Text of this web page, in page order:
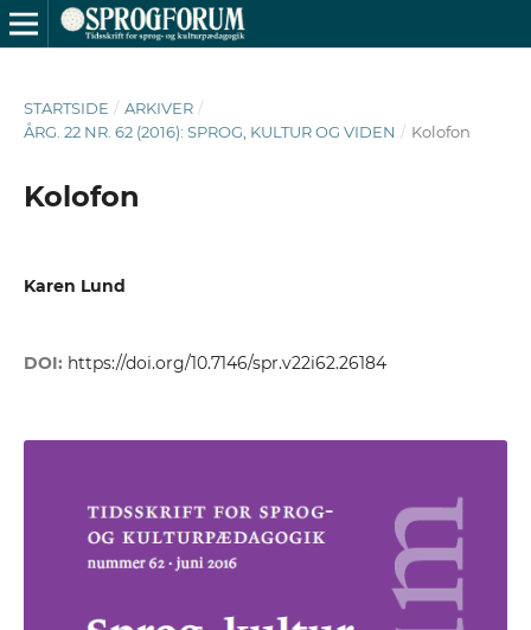
STARTSIDE / ARKIVER /
ÅRG. 22 NR. 62 (2016): SPROG, KULTUR OG VIDEN / Kolofon
Kolofon
Karen Lund
DOI: https://doi.org/10.7146/spr.v22i62.26184